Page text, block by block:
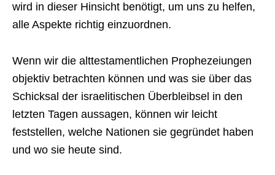
wird in dieser Hinsicht benötigt, um uns zu helfen,
alle Aspekte richtig einzuordnen.
Wenn wir die alttestamentlichen Prophezeiungen
objektiv betrachten können und was sie über das
Schicksal der israelitischen Überbleibsel in den
letzten Tagen aussagen, können wir leicht
feststellen, welche Nationen sie gegründet haben
und wo sie heute sind.